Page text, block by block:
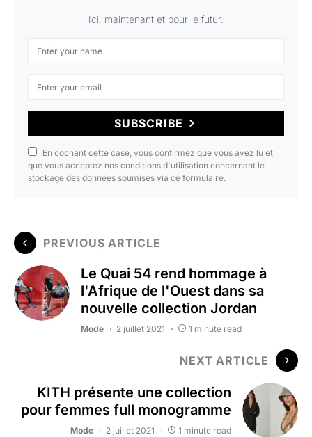
Ici, maintenant et pour le futur.
SUBSCRIBE
En cochant cette case, vous confirmez que vous avez lu et
que vous acceptez nos conditions d'utilisation concernant le
stockage des données soumises via ce formulaire.
PREVIOUS ARTICLE
Le Quai 54 rend hommage à
l'Afrique de l'Ouest dans sa
nouvelle collection Jordan
Mode 2 juillet 2021 1 minute read
NEXT ARTICLE
KITH présente une collection
pour femmes full monogramme
Mode 2 juillet 2021 1 minute read